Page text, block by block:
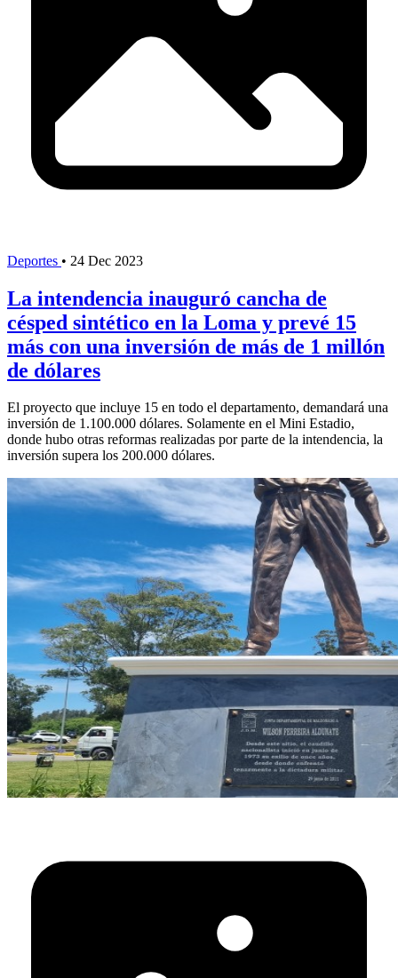
Deportes • 24 Dec 2023
La intendencia inauguró cancha de
césped sintético en la Loma y prevé 15
más con una inversión de más de 1 millón
de dólares
El proyecto que incluye 15 en todo el departamento, demandará una
inversión de 1.100.000 dólares. Solamente en el Mini Estadio,
donde hubo otras reformas realizadas por parte de la intendencia, la
inversión supera los 200.000 dólares.